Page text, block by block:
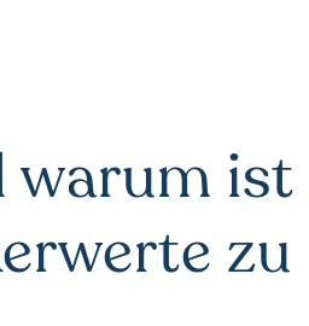
warum ist
zu